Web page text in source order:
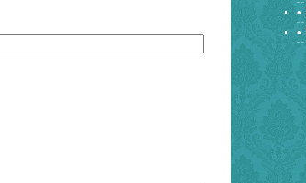
•
•